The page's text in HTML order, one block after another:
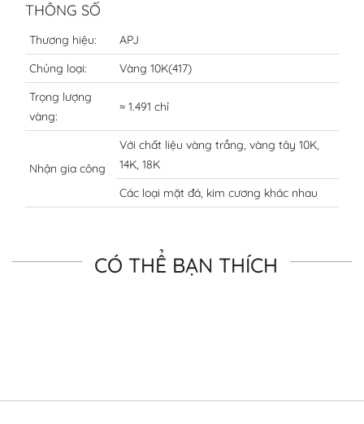
THÔNG SỐ
Thương hiệu:
APJ
Chủng loại:
Vàng 10K(417)
Trọng lượng
vàng:
≈ 1.491 chỉ
Nhận gia công
Với chất liệu vàng trắng, vàng tây 10K,
14K, 18K
Các loại mặt đá, kim cương khác nhau
CÓ THỂ BẠN THÍCH